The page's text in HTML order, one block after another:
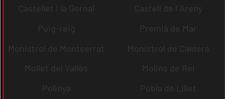
Castellet i la Gornal
Castell de l´Areny
Puig-reig
Premià de Mar
Monistrol de Montserrat
Monistrol de Calders
Mollet del Vallès
Molins de Rei
Polinyà
Pobla de Lillet